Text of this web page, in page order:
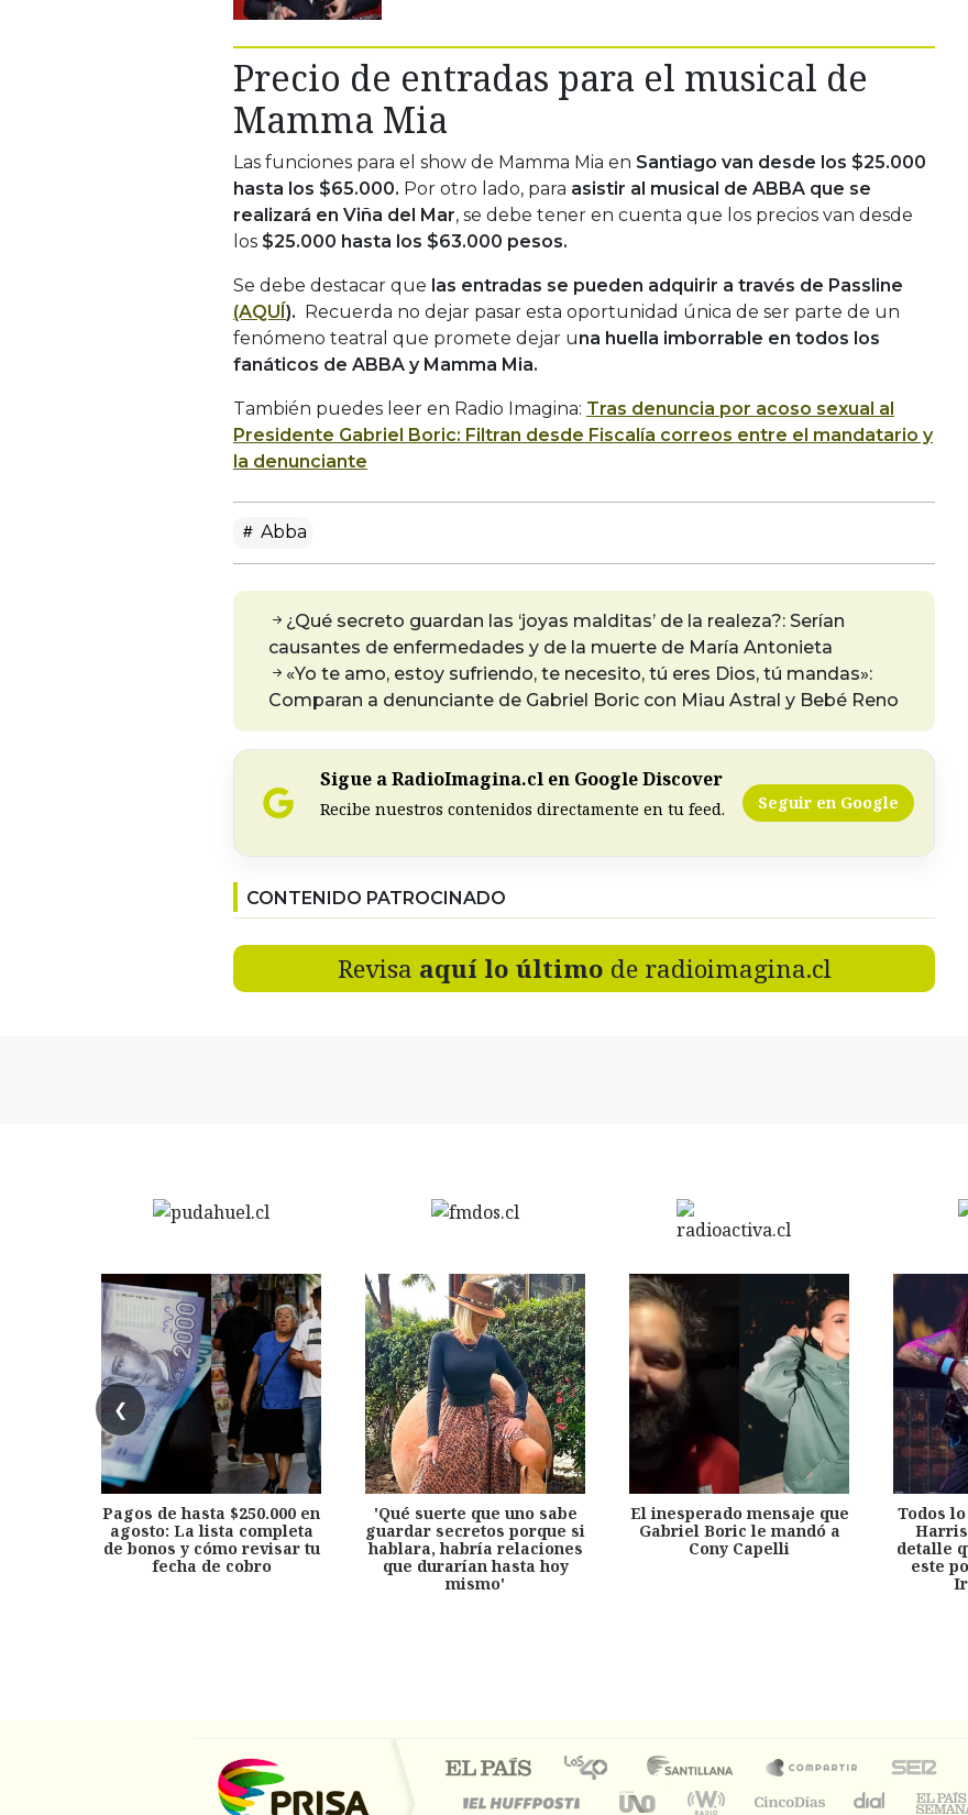
Precio de entradas para el musical de
Mamma Mia
Las funciones para el show de Mamma Mia en Santiago van desde los $25.000
hasta los $65.000. Por otro lado, para asistir al musical de ABBA que se
realizará en Viña del Mar, se debe tener en cuenta que los precios van desde
los $25.000 hasta los $63.000 pesos.
Se debe destacar que las entradas se pueden adquirir a través de Passline
(AQUÍ). Recuerda no dejar pasar esta oportunidad única de ser parte de un
fenómeno teatral que promete dejar una huella imborrable en todos los
fanáticos de ABBA y Mamma Mia.
También puedes leer en Radio Imagina: Tras denuncia por acoso sexual al
Presidente Gabriel Boric: Filtran desde Fiscalía correos entre el mandatario y
la denunciante
Abba
¿Qué secreto guardan las ‘joyas malditas’ de la realeza?: Serían
causantes de enfermedades y de la muerte de María Antonieta
«Yo te amo, estoy sufriendo, te necesito, tú eres Dios, tú mandas»:
Comparan a denunciante de Gabriel Boric con Miau Astral y Bebé Reno
Sigue a RadioImagina.cl en Google Discover
Recibe nuestros contenidos directamente en tu feed. Seguir en Google
CONTENIDO PATROCINADO
Revisa aquí lo último de radioimagina.cl
❮
Pagos de hasta $250.000 en
agosto: La lista completa
de bonos y cómo revisar tu
fecha de cobro
'Qué suerte que uno sabe
guardar secretos porque si
hablara, habría relaciones
que durarían hasta hoy
mismo'
El inesperado mensaje que
Gabriel Boric le mandó a
Cony Capelli
Todos
detalle
este